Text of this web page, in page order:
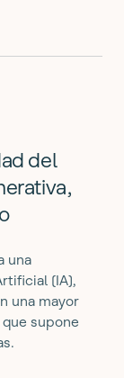
del
una
(IA),
una mayor
supone